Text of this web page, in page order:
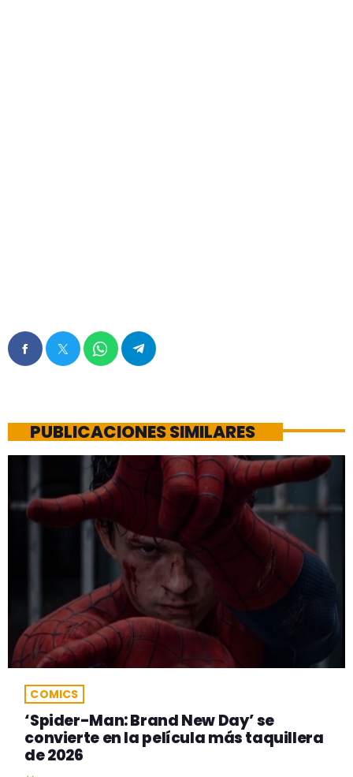
PUBLICACIONES SIMILARES
COMICS
‘Spider-Man: Brand New Day’ se
convierte en la película más taquillera
de 2026